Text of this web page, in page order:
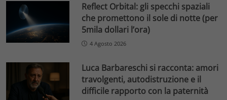
Reflect Orbital: gli specchi spaziali
che promettono il sole di notte (per
5mila dollari l’ora)
4 Agosto 2026
Luca Barbareschi si racconta: amori
travolgenti, autodistruzione e il
difficile rapporto con la paternità